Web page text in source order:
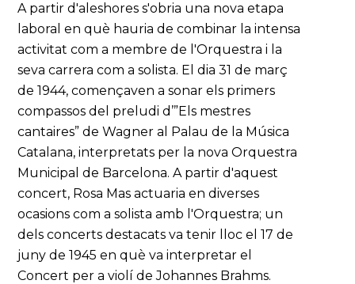
A partir d'aleshores s'obria una nova etapa
laboral en què hauria de combinar la intensa
activitat com a membre de l'Orquestra i la
seva carrera com a solista. El dia 31 de març
de 1944, començaven a sonar els primers
compassos del preludi d’”Els mestres
cantaires” de Wagner al Palau de la Música
Catalana, interpretats per la nova Orquestra
Municipal de Barcelona. A partir d'aquest
concert, Rosa Mas actuaria en diverses
ocasions com a solista amb l'Orquestra; un
dels concerts destacats va tenir lloc el 17 de
juny de 1945 en què va interpretar el
Concert per a violí de Johannes Brahms.